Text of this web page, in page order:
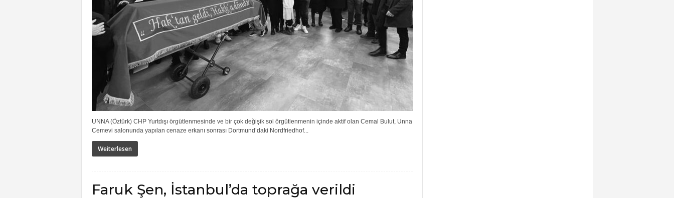
UNNA (Öztürk) CHP Yurtdışı örgütlenmesinde ve bir çok değişik sol örgütlenmenin içinde aktif olan Cemal Bulut, Unna
Cemevi salonunda yapılan cenaze erkanı sonrası Dortmund’daki Nordfriedhof...
Weiterlesen
Faruk Şen, İstanbul’da toprağa verildi